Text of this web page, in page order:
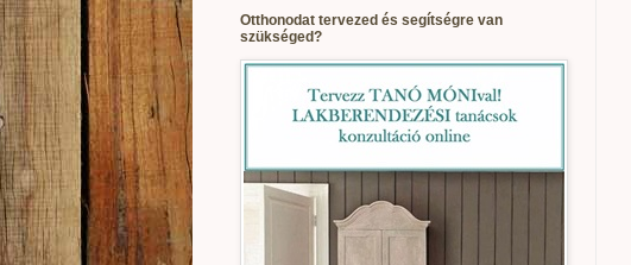
Otthonodat tervezed és segítségre van
szükséged?